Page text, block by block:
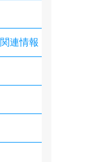
連情報